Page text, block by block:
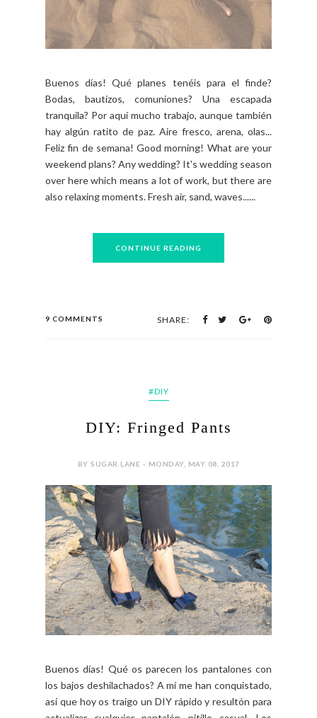
Buenos días! Qué planes tenéis para el finde?
Bodas, bautizos, comuniones? Una escapada
tranquila? Por aquí mucho trabajo, aunque también
hay algún ratito de paz. Aire fresco, arena, olas...
Feliz fin de semana! Good morning! What are your
weekend plans? Any wedding? It's wedding season
over here which means a lot of work, but there are
also relaxing moments. Fresh air, sand, waves......
CONTINUE READING
9 COMMENTS SHARE:
#DIY
DIY: Fringed Pants
BY SUGAR LANE - MONDAY, MAY 08, 2017
Buenos días! Qué os parecen los pantalones con
los bajos deshilachados? A mí me han conquistado,
así que hoy os traigo un DIY rápido y resultón para